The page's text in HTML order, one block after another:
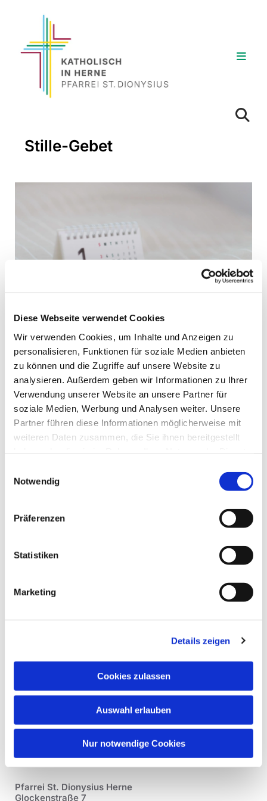
Diese Webseite verwendet Cookies
Wir verwenden Cookies, um Inhalte und Anzeigen zu
personalisieren, Funktionen für soziale Medien anbieten
zu können und die Zugriffe auf unsere Website zu
analysieren. Außerdem geben wir Informationen zu Ihrer
Verwendung unserer Website an unsere Partner für
soziale Medien, Werbung und Analysen weiter. Unsere
Partner führen diese Informationen möglicherweise mit
weiteren Daten zusammen, die Sie ihnen bereitgestellt
Notwendig
Präferenzen
Statistiken
Marketing
Details zeigen
Cookies zulassen
Auswahl erlauben
Nur notwendige Cookies
Stille-Gebet
Dienstag, 16. Dezember 2025,
19:00 Uhr
St. Bonifatius, Bahnhofstraße 38,
44623 Herne
Pfarrei St. Dionysius Herne
Glockenstraße 7